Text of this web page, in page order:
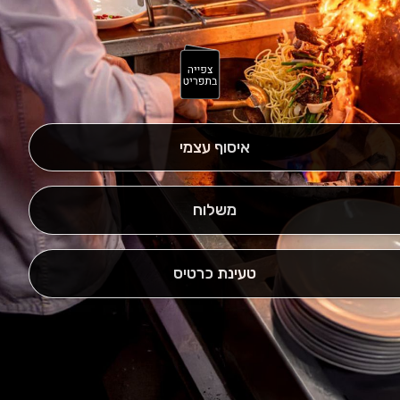
איסוף עצמי
משלוח
טעינת כרטיס